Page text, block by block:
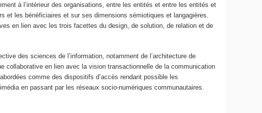
à l’intérieur des organisations, entre les entités et entre les entités et
et les bénéficiaires et sur ses dimensions sémiotiques et langagières.
en lien avec les trois facettes du design, de solution, de relation et de
des sciences de l’information, notamment de l’architecture de
collaborative en lien avec la vision transactionnelle de la communication
comme des dispositifs d’accès rendant possible les
en passant par les réseaux socio-numériques communautaires.